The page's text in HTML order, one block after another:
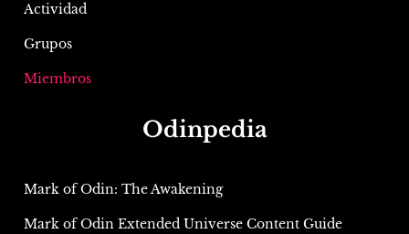
Actividad
Grupos
Miembros
Odinpedia
Mark of Odin: The Awakening
Mark of Odin Extended Universe Content Guide